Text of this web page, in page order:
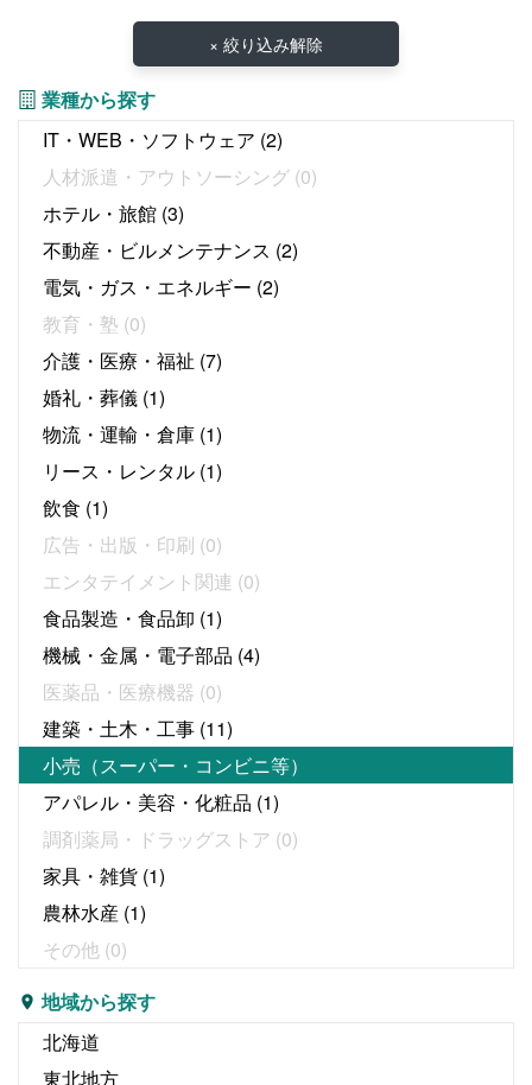
× 絞り込み解除
業種から探す
IT・WEB・ソフトウェア (2)
人材派遣・アウトソーシング (0)
ホテル・旅館 (3)
不動産・ビルメンテナンス (2)
電気・ガス・エネルギー (2)
教育・塾 (0)
介護・医療・福祉 (7)
婚礼・葬儀 (1)
物流・運輸・倉庫 (1)
リース・レンタル (1)
飲食 (1)
広告・出版・印刷 (0)
エンタテイメント関連 (0)
食品製造・食品卸 (1)
機械・金属・電子部品 (4)
医薬品・医療機器 (0)
建築・土木・工事 (11)
小売（スーパー・コンビニ等）
アパレル・美容・化粧品 (1)
調剤薬局・ドラッグストア (0)
家具・雑貨 (1)
農林水産 (1)
その他 (0)
地域から探す
北海道
東北地方